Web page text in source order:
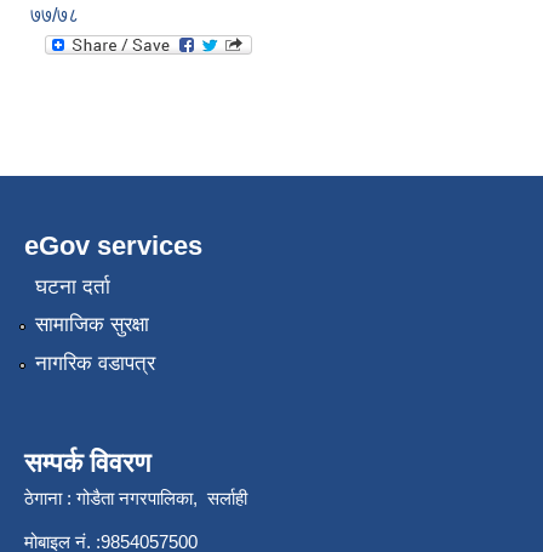
७७/७८
eGov services
घटना दर्ता
सामाजिक सुरक्षा
नागरिक वडापत्र
सम्पर्क विवरण
ठेगाना : गोडैता नगरपालिका, सर्लाही
मोबाइल नं. :9854057500